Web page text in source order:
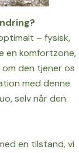
– fysisk,
en komfortzone,
den tjener os
med denne
selv når den
en tilstand, vi